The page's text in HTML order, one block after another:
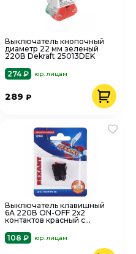
Выключатель кнопочный
диаметр 22 мм зеленый
220В Dekraft 25013DEK
274 ₽
юр. лицам
289₽
Выключатель клавишный
6А 220В ON-OFF 2х2
контактов красный с
0300-A
108 ₽ юр. лицам